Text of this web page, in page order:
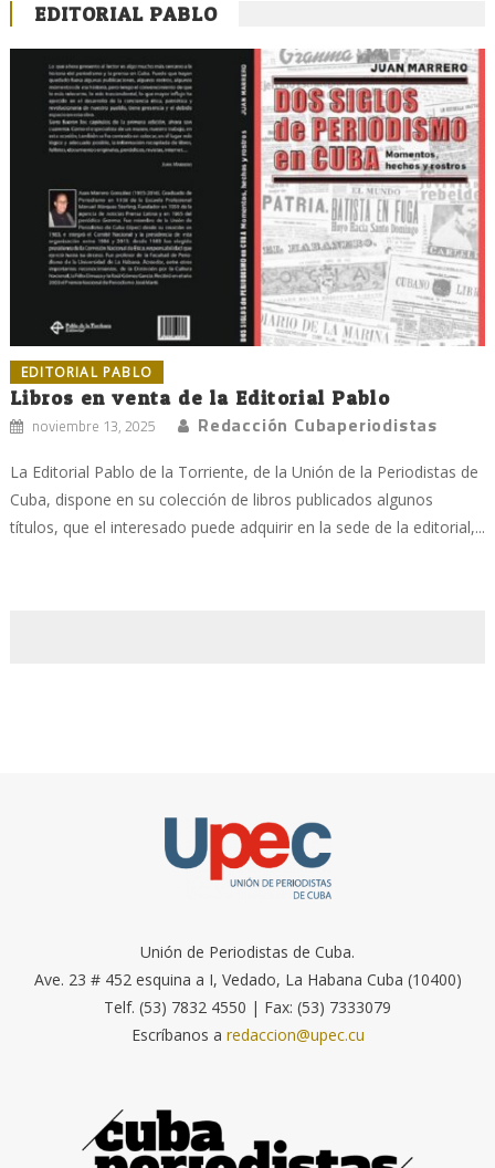
EDITORIAL PABLO
EDITORIAL PABLO
Libros en venta de la Editorial Pablo
noviembre 13, 2025 Redacción Cubaperiodistas
La Editorial Pablo de la Torriente, de la Unión de la Periodistas de
Cuba, dispone en su colección de libros publicados algunos
títulos, que el interesado puede adquirir en la sede de la editorial,...
Unión de Periodistas de Cuba.
Ave. 23 # 452 esquina a I, Vedado, La Habana Cuba (10400)
Telf. (53) 7832 4550 | Fax: (53) 7333079
Escríbanos a redaccion@upec.cu